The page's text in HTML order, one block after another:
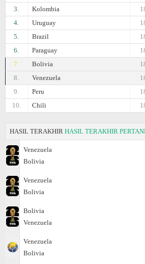
3.
Kolombia
4.
Uruguay
5.
Brazil
6.
Paraguay
7.
Bolivia
8.
Venezuela
9.
Peru
10.
Chili
HASIL TERAKHIR HASIL TERAKHIR
Venezuela
Bolivia
Venezuela
Bolivia
Bolivia
Venezuela
Venezuela
Bolivia